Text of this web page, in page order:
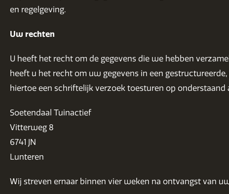
en regelgeving.
Uw rechten
U heeft het recht om de gegevens die we hebben
heeft u het recht om uw gegevens in een
hiertoe een schriftelijk verzoek toesturen op onderstaand
Soetendaal Tuinactief
Vitterweg 8
6741 JN
Lunteren
Wij streven ernaar binnen vier weken na ontvangst van